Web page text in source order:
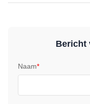
Bericht
Naam*